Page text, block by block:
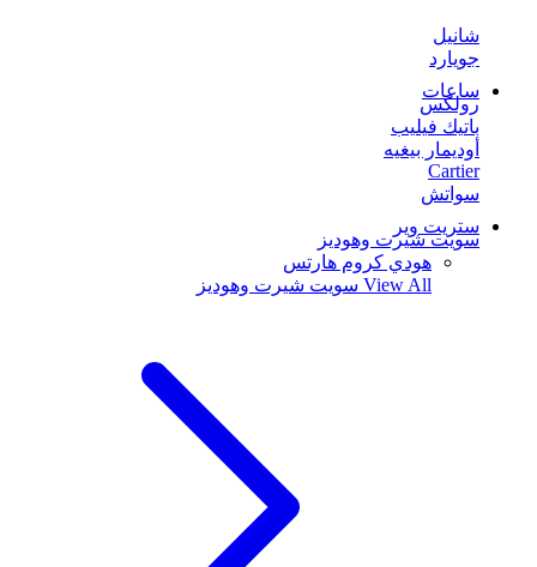
شانيل
جويارد
ساعات
رولكس
باتيك فيليب
أوديمار بيغيه
Cartier
سواتش
ستريت وير
سويت شيرت وهوديز
هودي كروم هارتس
View All سويت شيرت وهوديز